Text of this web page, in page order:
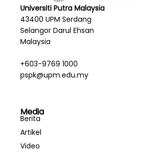
Universiti Putra Malaysia
43400 UPM Serdang
Selangor Darul Ehsan
Malaysia
+603-9769 1000
pspk@upm.edu.my
Media
Berita
Artikel
Video